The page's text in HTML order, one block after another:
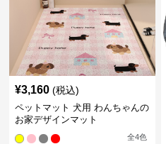
¥3,160 (税込)
ペットマット 犬用 わんちゃんの
お家デザインマット
全4色